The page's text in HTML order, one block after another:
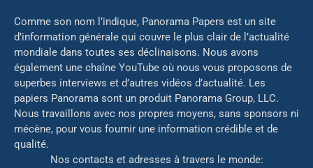
Comme son nom l’indique, Panorama Papers est un site
d’information générale qui couvre le plus clair de l’actualité
mondiale dans toutes ses déclinaisons. Nous avons
également une chaîne YouTube où nous vous proposons de
superbes interviews et d’autres vidéos d’actualité. Les
papiers Panorama sont un produit Panorama Group, LLC.
Nous travaillons avec nos propres moyens, sans sponsors ni
mécène, pour vous fournir une information crédible et de
qualité.
Nos contacts et adresses à travers le monde: